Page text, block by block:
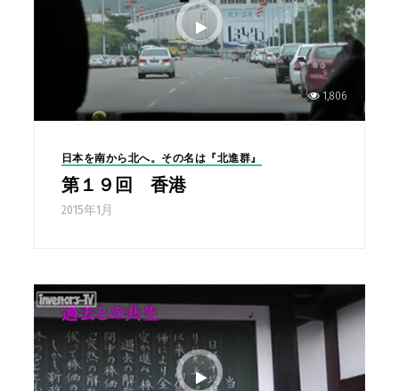
1,806
日本を南から北へ。その名は『北進群』
第１９回 香港
2015年1月